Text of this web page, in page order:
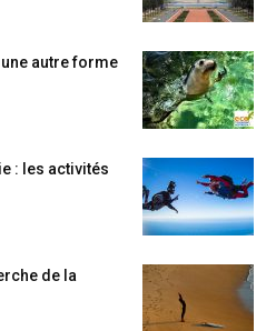
autre forme
: les activités
de la